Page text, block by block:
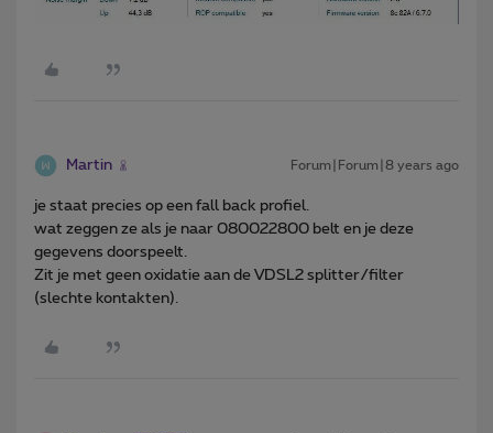
Martin Forum|Forum|8 years ago
je staat precies op een fall back profiel.
wat zeggen ze als je naar 080022800 belt en je deze
gegevens doorspeelt.
Zit je met geen oxidatie aan de VDSL2 splitter/filter
(slechte kontakten).